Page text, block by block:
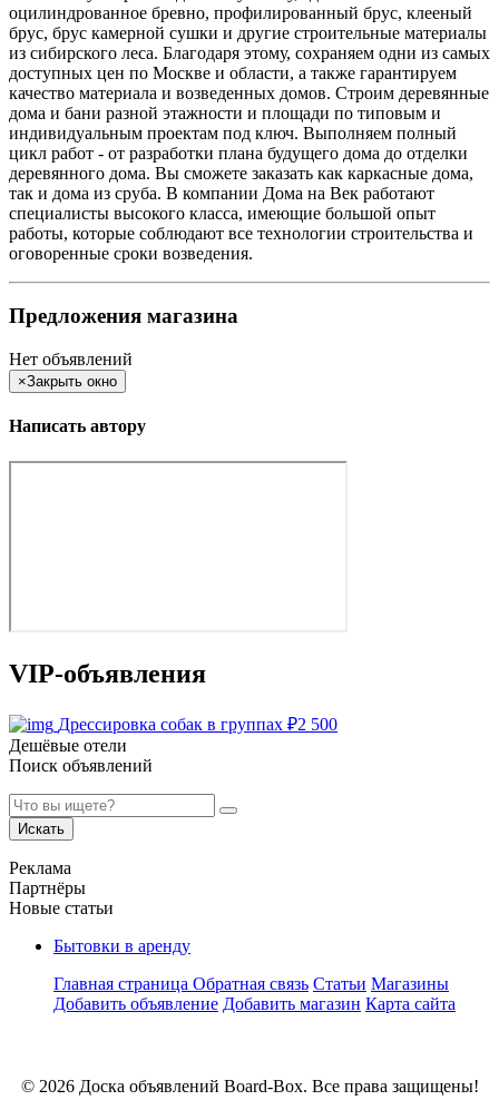
оцилиндрованное бревно, профилированный брус, клееный
брус, брус камерной сушки и другие строительные материалы
из сибирского леса. Благодаря этому, сохраняем одни из самых
доступных цен по Москве и области, а также гарантируем
качество материала и возведенных домов. Строим деревянные
дома и бани разной этажности и площади по типовым и
индивидуальным проектам под ключ. Выполняем полный
цикл работ - от разработки плана будущего дома до отделки
деревянного дома. Вы сможете заказать как каркасные дома,
так и дома из сруба. В компании Дома на Век работают
специалисты высокого класса, имеющие большой опыт
работы, которые соблюдают все технологии строительства и
оговоренные сроки возведения.
Предложения магазина
Нет объявлений
×Закрыть окно
Написать автору
VIP-объявления
Дрессировка собак в группах ₽2 500
Дешёвые отели
Поиск объявлений
Искать
Реклама
Партнёры
Новые статьи
Бытовки в аренду
Главная страница Обратная связь Статьи Магазины
Добавить объявление Добавить магазин Карта сайта
© 2026 Доска объявлений Board-Box. Все права защищены!